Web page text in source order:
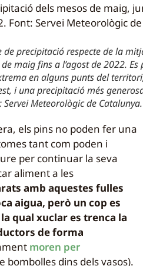
de precipitació respecte de la
maig fins a l’agost de 2022. Es
en alguns punts del
i una precipitació més
Servei Meteorològic de Catalunya.
els pins no poden fer una
tant com poden i
per continuar la seva
aliment a les
amb aquestes fulles
aigua, però un cop es
qual xuclar es trenca la
de forma
moren per
bombolles dins dels vasos).